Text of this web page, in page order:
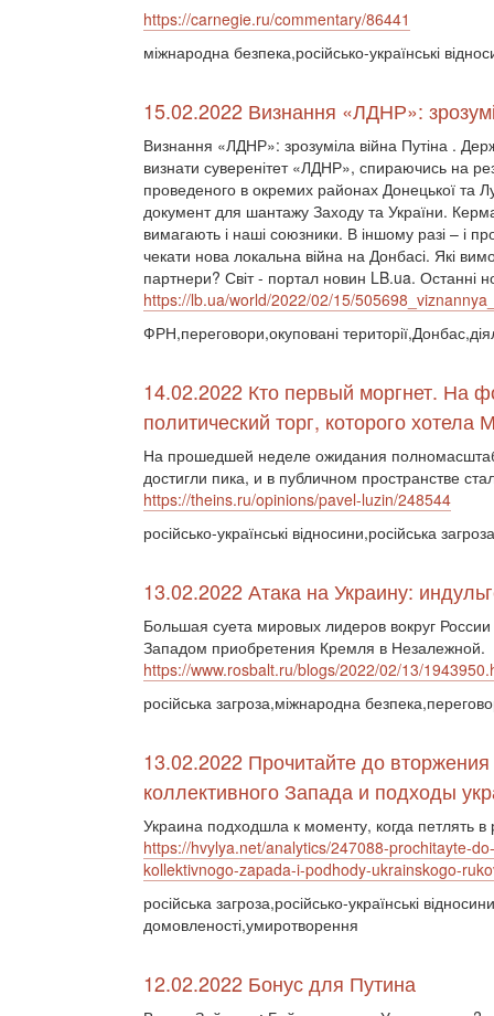
https://carnegie.ru/commentary/86441
міжнародна безпека,російсько-українські
15.02.2022 Визнання «ЛДНР»:
Визнання «ЛДНР»: зрозуміла війна Путіна .
визнати суверенітет «ЛДНР», спираючись на
проведеного в окремих районах Донецької та
документ для шантажу Заходу та України.
вимагають і наші союзники. В іншому разі – і
чекати нова локальна війна на Донбасі. Які
партнери? Світ - портал новин LB.ua. Останні
https://lb.ua/world/2022/02/15/
ФРН,переговори,окуповані
14.02.2022 Кто первый моргнет. На
политический торг, которого хотела
На прошедшей неделе ожидания
достигли пика, и в публичном пространстве
https://theins.ru/opinions/pavel-luzin/248544
російсько-українські відносини,російська
13.02.2022 Атака на Украину:
Большая суета мировых лидеров вокруг
Западом приобретения Кремля в Незалежной.
https://www.rosbalt.ru/blogs/2022/02/13/
російська загроза,міжнародна
13.02.2022 Прочитайте до
коллективного Запада и подходы
Украина подходшла к моменту, когда петлять
https://hvylya.net/analytics/247088-prochitayte-
kollektivnogo-zapada-i-podhody-ukrainskogo-
російська загроза,російсько-українські
домовленості,умиротворення
12.02.2022 Бонус для Путина